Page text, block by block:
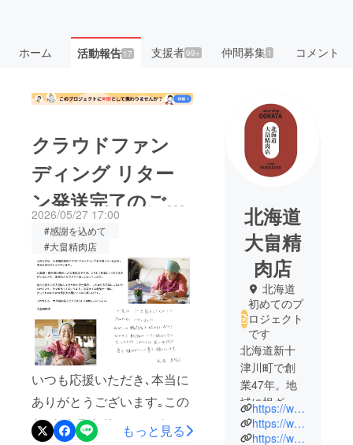
ホーム 活動報告17 支援者99+ 仲間募集 1 コメント
クラウドファン
ディング リター
ン発送完了のご報
告
2026/05/27 17:00
#感謝を込めて
#大畠精肉店
いつも応援いただき､本当に
ありがとうございます｡この
たび､クラウドファンディン
もっと見る
北海道
大畠精
肉店
北海道
初めてのプ
ロジェクト
です
北海道新十
津川町で創
業47年。地
域に根ざ
し、学校給
食や子ども
https://www.ohata-seinikuten.com/
https://www.facebook.com/ohataseinikuten/
https://www.instagram.com/ohataseinikuten/